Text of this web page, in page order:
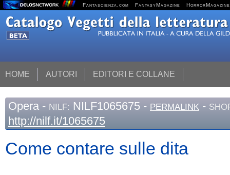
Fantascienza.com FantasyMagazine HorrorMagazine
HOME AUTORI EDITORI E COLLANE
Opera - NILF: NILF1065675 - PERMALINK -
http://nilf.it/1065675
Come contare sulle dita